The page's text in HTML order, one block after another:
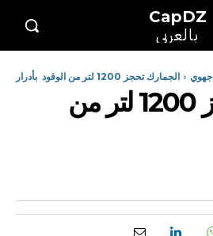
CapDZ
بالعربي
جهوي الجمارك تحجز 1200 لتر من الوقود بأدرار
الجمارك تحجز 1200 لتر من